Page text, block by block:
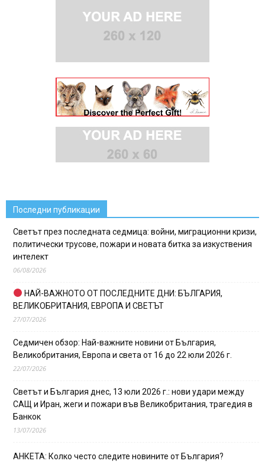
Последни публикации
Светът през последната седмица: войни, миграционни кризи,
политически трусове, пожари и новата битка за изкуствения
интелект
06/08/2026
НАЙ-ВАЖНОТО ОТ ПОСЛЕДНИТЕ ДНИ: БЪЛГАРИЯ,
ВЕЛИКОБРИТАНИЯ, ЕВРОПА И СВЕТЪТ
27/07/2026
Седмичен обзор: Най-важните новини от България,
Великобритания, Европа и света от 16 до 22 юли 2026 г.
22/07/2026
Светът и България днес, 13 юли 2026 г.: нови удари между
САЩ и Иран, жеги и пожари във Великобритания, трагедия в
Банкок
13/07/2026
АНКЕТА: Колко често следите новините от България?